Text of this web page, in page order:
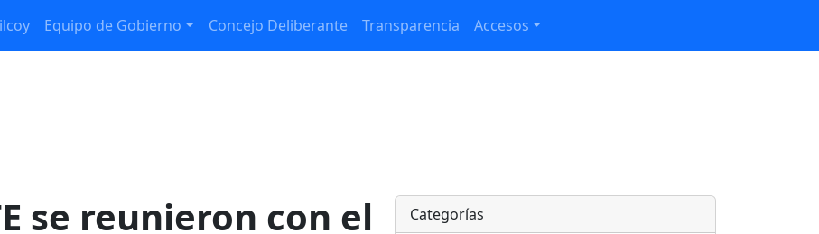
Equipo de Gobierno Concejo Deliberante Transparencia Accesos
se reunieron con el
Categorías